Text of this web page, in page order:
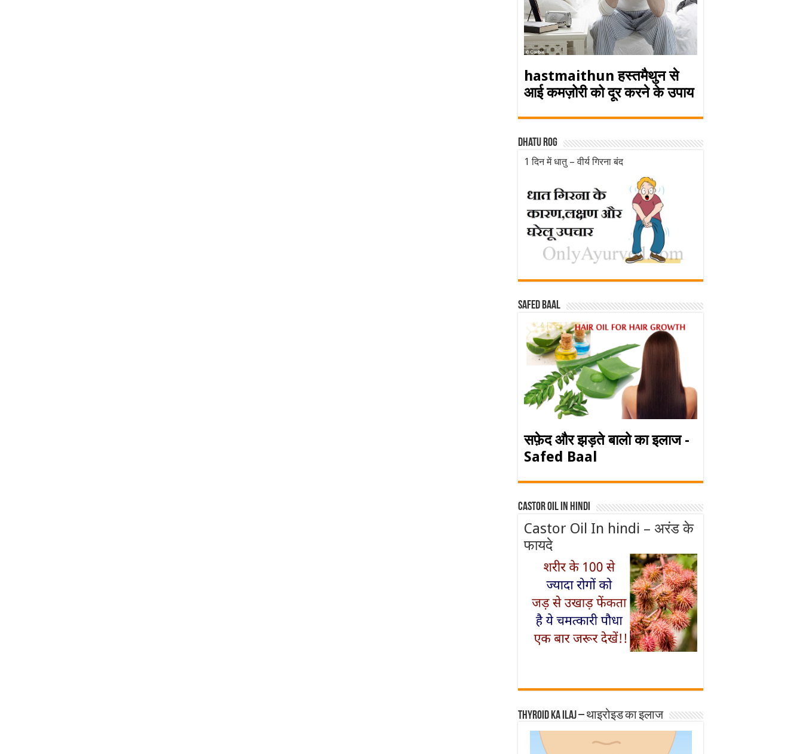
hastmaithun हस्तमैथुन से
आई कमज़ोरी को दूर करने के उपाय
Dhatu rog
1 दिन में धातु – वीर्य गिरना बंद
Safed baal
सफ़ेद और झड़ते बालो का इलाज -
Safed Baal
Castor Oil In Hindi
Castor Oil In hindi – अरंड के
फायदे
Thyroid ka ilaj – थाइरोइड का इलाज